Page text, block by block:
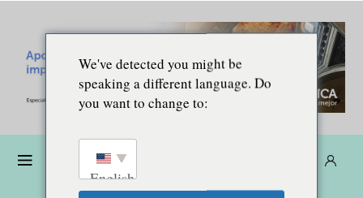
We've detected you might be
speaking a different language. Do
you want to change to:
English